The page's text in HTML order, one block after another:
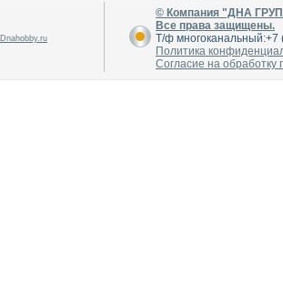
Dnahobby.ru
© Компания "ДНА
Все права защищены.
Т/ф
Политика
Согласие на